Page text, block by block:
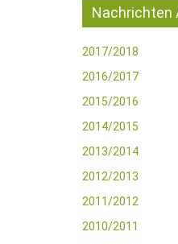
Nachrichten
2017/2018
2016/2017
2015/2016
2014/2015
2013/2014
2012/2013
2011/2012
2010/2011